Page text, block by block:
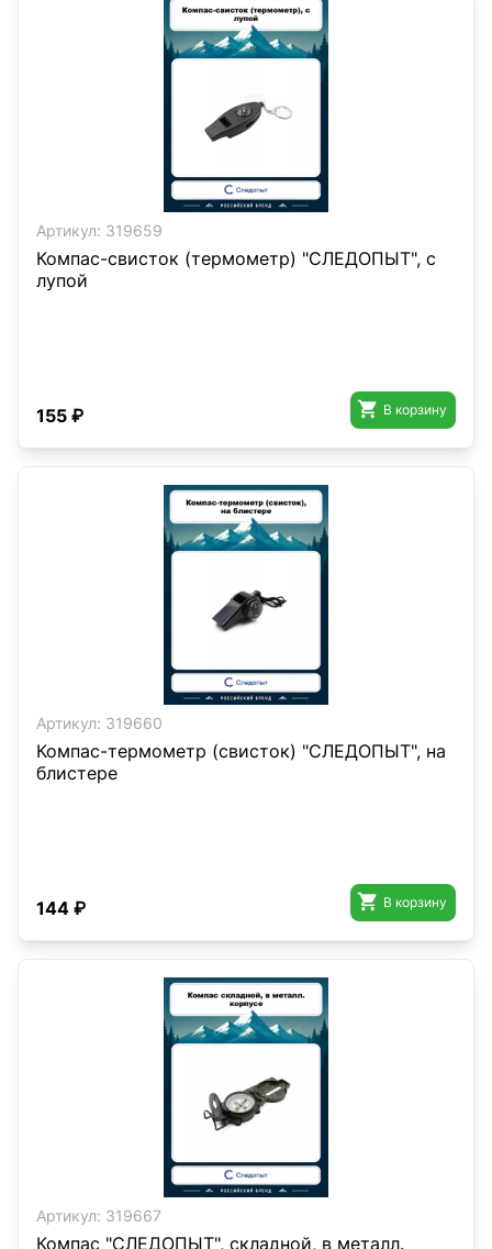
Артикул: 319659
Компас-свисток (термометр) "СЛЕДОПЫТ", с
лупой
155 ₽  В корзину
Артикул: 319660
Компас-термометр (свисток) "СЛЕДОПЫТ", на
блистере
144 ₽  В корзину
Артикул: 319667
Компас "СЛЕДОПЫТ", складной, в металл.